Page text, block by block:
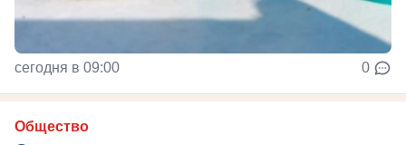
сегодня в 09:00 0
Общество